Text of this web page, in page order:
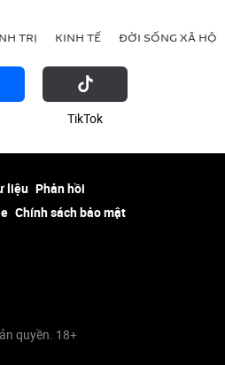
TRỊ KINH TẾ ĐỜI SỐNG XÃ HỘI
ТikТоk
liệu Phản hồi
Chính sách bảo mật
quyền. 18+